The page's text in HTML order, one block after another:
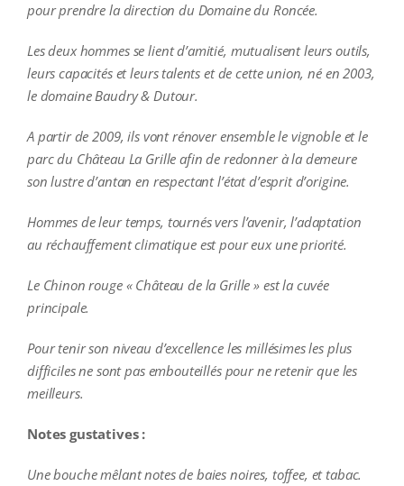
pour prendre la direction du Domaine du Roncée.
Les deux hommes se lient d’amitié, mutualisent leurs outils,
leurs capacités et leurs talents et de cette union, né en 2003,
le domaine Baudry & Dutour.
A partir de 2009, ils vont rénover ensemble le vignoble et le
parc du Château La Grille afin de redonner à la demeure
son lustre d’antan en respectant l’état d’esprit d’origine.
Hommes de leur temps, tournés vers l’avenir, l’adaptation
au réchauffement climatique est pour eux une priorité.
Le Chinon rouge « Château de la Grille » est la cuvée
principale.
Pour tenir son niveau d’excellence les millésimes les plus
difficiles ne sont pas embouteillés pour ne retenir que les
meilleurs.
Notes gustatives :
Une bouche mêlant notes de baies noires, toffee, et tabac.